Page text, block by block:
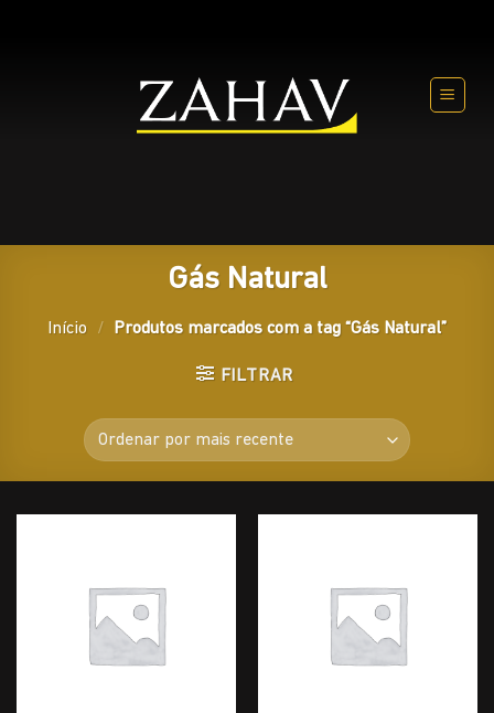
Gás Natural
Início / Produtos marcados com a tag “Gás Natural”
FILTRAR